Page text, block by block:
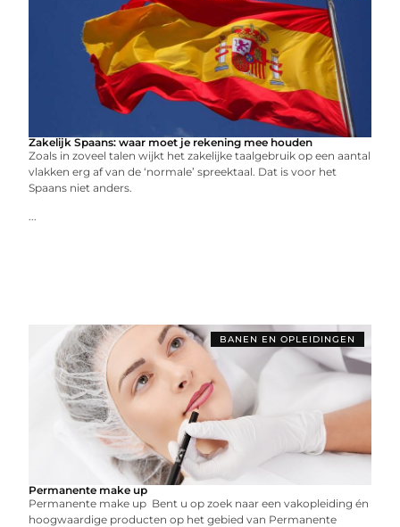
Zakelijk Spaans: waar moet je rekening mee houden
Zoals in zoveel talen wijkt het zakelijke taalgebruik op een aantal
vlakken erg af van de ‘normale’ spreektaal. Dat is voor het
Spaans niet anders.
...
BANEN EN OPLEIDINGEN
Permanente make up
Permanente make up Bent u op zoek naar een vakopleiding én
hoogwaardige producten op het gebied van Permanente